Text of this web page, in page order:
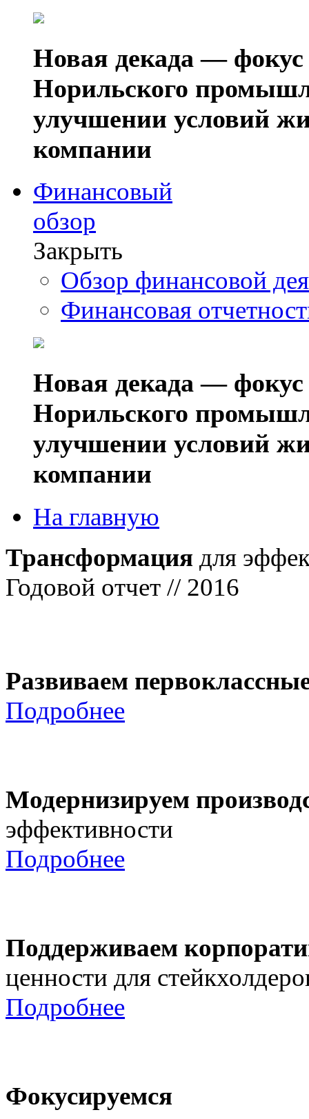
Новая декада — фокус
Норильского
улучшении условий
компании
Финансовый
обзор
Закрыть
Обзор финансовой
Финансовая
Новая декада — фокус
Норильского
улучшении условий
компании
На главную
Трансформация для
Годовой отчет // 2016
Развиваем
Подробнее
Модернизируем
эффективности
Подробнее
Поддерживаем
ценности для
Подробнее
Фокусируемся